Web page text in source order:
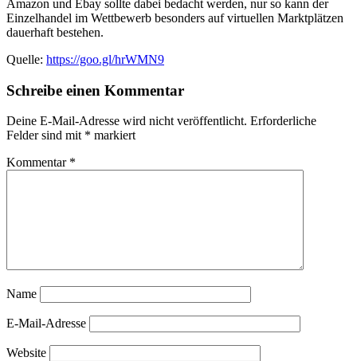
Amazon und Ebay sollte dabei bedacht werden, nur so kann der
Einzelhandel im Wettbewerb besonders auf virtuellen Marktplätzen
dauerhaft bestehen.
Quelle: https://goo.gl/hrWMN9
Schreibe einen Kommentar
Deine E-Mail-Adresse wird nicht veröffentlicht. Erforderliche
Felder sind mit * markiert
Kommentar *
Name
E-Mail-Adresse
Website